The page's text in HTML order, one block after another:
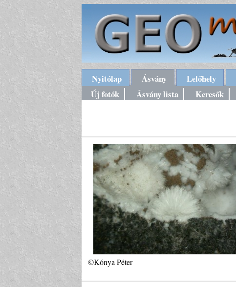
Nyitólap Ásvány Lelőhely
Új fotók
Ásvány lista Keresők
©Kónya Péter